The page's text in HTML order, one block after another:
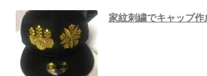
家紋刺繍でキャップ作